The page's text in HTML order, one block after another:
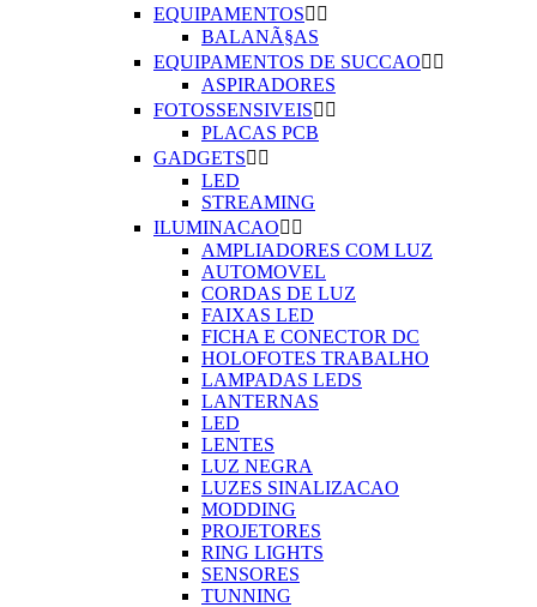
EQUIPAMENTOS 
BALANÃ§AS
EQUIPAMENTOS DE SUCCAO 
ASPIRADORES
FOTOSSENSIVEIS 
PLACAS PCB
GADGETS 
LED
STREAMING
ILUMINACAO 
AMPLIADORES COM LUZ
AUTOMOVEL
CORDAS DE LUZ
FAIXAS LED
FICHA E CONECTOR DC
HOLOFOTES TRABALHO
LAMPADAS LEDS
LANTERNAS
LED
LENTES
LUZ NEGRA
LUZES SINALIZACAO
MODDING
PROJETORES
RING LIGHTS
SENSORES
TUNNING